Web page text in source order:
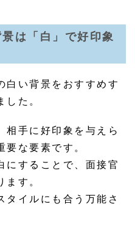
は「白」で好印象
白い背景をおすすめす
した。
相手に好印象を与えら
要な要素です。
にすることで、面接官
ます。
タイルにも合う万能さ